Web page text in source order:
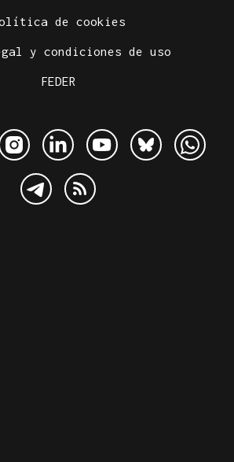
de cookies
y condiciones de uso
FEDER